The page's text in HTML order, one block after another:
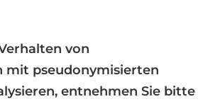
von
mit pseudonymisierten
entnehmen Sie bitte